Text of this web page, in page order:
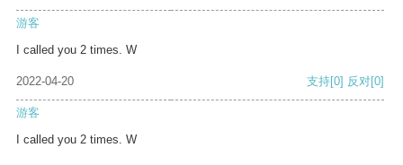
游客
I called you 2 times. W
2022-04-20 支持[0] 反对[0]
游客
I called you 2 times. W